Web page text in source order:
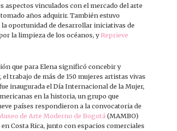
vinculados con el mercado del arte
años adquirir. También estuvo
la oportunidad de desarrollar iniciativas de
la limpieza de los océanos, yReprieve
que para Elena significó concebir y
trabajo de más de 150 mujeres artistas vivas
inaugurada el Día Internacional de la Mujer,
en la historia, un grupo que
países respondieron a la convocatoria de
de Arte Moderno de Bogotá (MAMBO)
en Costa Rica, junto con espacios comerciales